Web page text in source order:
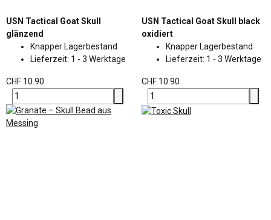
USN Tactical Goat Skull
glänzend
Knapper Lagerbestand
Lieferzeit: 1 - 3 Werktage
CHF 10.90
USN Tactical Goat Skull black
oxidiert
Knapper Lagerbestand
Lieferzeit: 1 - 3 Werktage
CHF 10.90